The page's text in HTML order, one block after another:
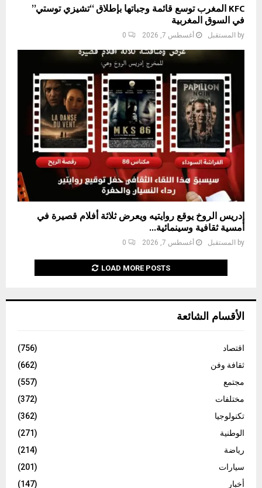
KFC المغرب توسع قائمة وجباتها بإطلاق “تشيزي توستي”
في السوق المغربية
by المستقبل أغسطس 7, 2026 0
إدريس الروخ يوقع روايتيه ويعرض ثلاثة أفلام قصيرة في
أمسية ثقافية وسينمائية...
by المستقبل أغسطس 7, 2026 0
LOAD MORE POSTS
الأقسام الشائعة
اقتصاد
(756)
ثقافة وفن
(662)
مجتمع
(557)
مختلفات
(372)
تكنولوجيا
(362)
الوطنية
(271)
رياضة
(214)
سيارات
(201)
أخبار
(147)